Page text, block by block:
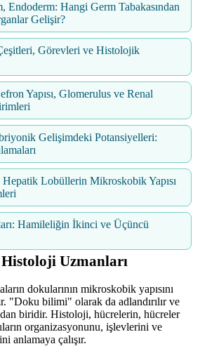
Endoderm: Hangi Germ Tabakasından
Gelişir?
Görevleri ve Histolojik
Yapısı, Glomerulus ve Renal
Gelişimdeki Potansiyelleri:
Lobüllerin Mikroskobik Yapısı
Hamileliğin İkinci ve Üçüncü
Uzmanları
dokularının mikroskobik yapısını
"Doku bilimi" olarak da adlandırılır ve
biridir. Histoloji, hücrelerin, hücreler
organizasyonunu, işlevlerini ve
anlamaya çalışır.